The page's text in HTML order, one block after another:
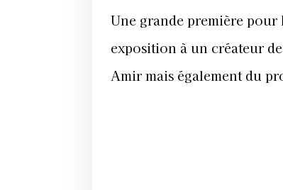
Une grande première pour
exposition à un créateur
Amir mais également du